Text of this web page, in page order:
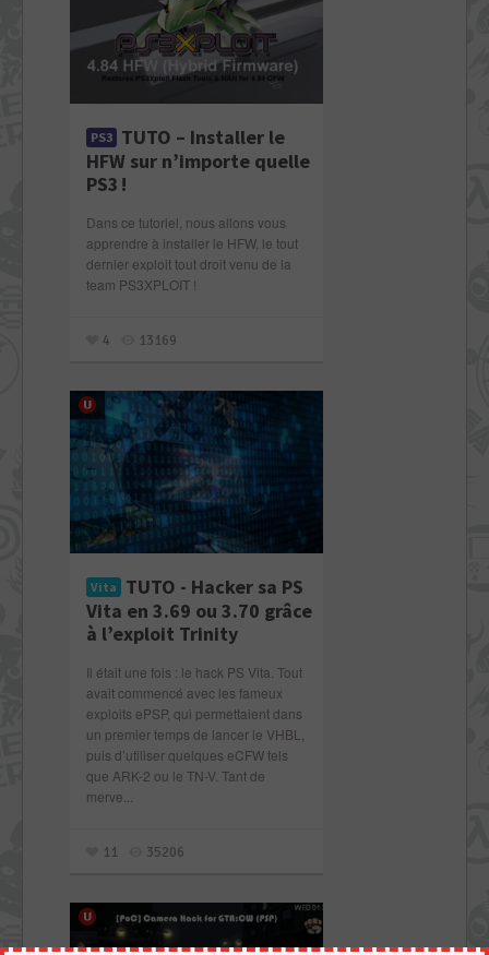
PS3 TUTO – Installer le
HFW sur n’importe quelle
PS3 !
Dans ce tutoriel, nous allons vous
apprendre à installer le HFW, le tout
dernier exploit tout droit venu de la
team PS3XPLOIT !
4 13169
Vita TUTO - Hacker sa PS
Vita en 3.69 ou 3.70 grâce
à l’exploit Trinity
Il était une fois : le hack PS Vita. Tout
avait commencé avec les fameux
exploits ePSP, qui permettaient dans
un premier temps de lancer le VHBL,
puis d’utiliser quelques eCFW tels
que ARK-2 ou le TN-V. Tant de
merve...
11 35206